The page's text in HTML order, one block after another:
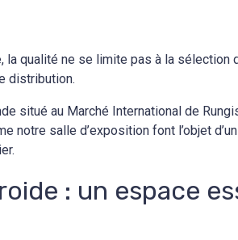
la qualité ne se limite pas à la
distribution.
situé au Marché International de
notre salle d’exposition font l’objet
: un espace